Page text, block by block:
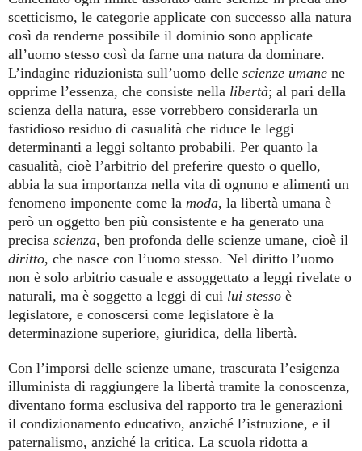
scetticismo, le categorie applicate con successo alla natura
così da renderne possibile il dominio sono applicate
all’uomo stesso così da farne una natura da dominare.
L’indagine riduzionista sull’uomo delle scienze umane ne
opprime l’essenza, che consiste nella libertà; al pari della
scienza della natura, esse vorrebbero considerarla un
fastidioso residuo di casualità che riduce le leggi
determinanti a leggi soltanto probabili. Per quanto la
casualità, cioè l’arbitrio del preferire questo o quello,
abbia la sua importanza nella vita di ognuno e alimenti un
fenomeno imponente come la moda, la libertà umana è
però un oggetto ben più consistente e ha generato una
precisa scienza, ben profonda delle scienze umane, cioè il
diritto, che nasce con l’uomo stesso. Nel diritto l’uomo
non è solo arbitrio casuale e assoggettato a leggi rivelate o
naturali, ma è soggetto a leggi di cui lui stesso è
legislatore, e conoscersi come legislatore è la
determinazione superiore, giuridica, della libertà.
Con l’imporsi delle scienze umane, trascurata l’esigenza
illuminista di raggiungere la libertà tramite la conoscenza,
diventano forma esclusiva del rapporto tra le generazioni
il condizionamento educativo, anziché l’istruzione, e il
paternalismo, anziché la critica. La scuola ridotta a